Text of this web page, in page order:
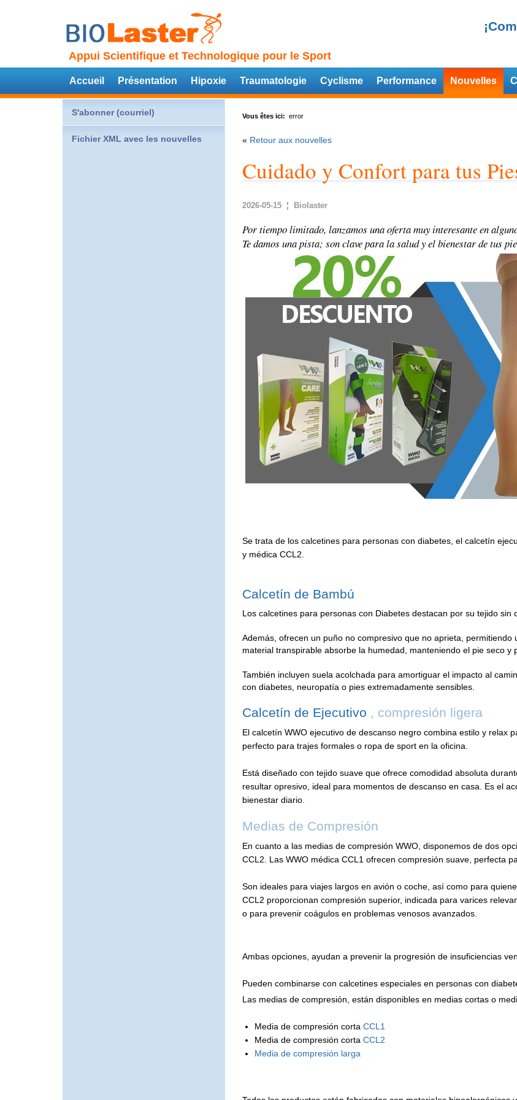
Appui Scientifique et Technologique pour le Sport
Accueil Présentation Hipoxie Traumatologie Cyclisme Performance Nouvelles
Vous êtes ici: error
« Retour aux nouvelles
Cuidado y Confort para tus
2026-05-15 ¦ Biolaster
Por tiempo limitado, lanzamos una oferta muy interesante en
Te damos una pista; son clave para la salud y el bienestar de tus
Se trata de los calcetines para personas con diabetes, el calcetín
y médica CCL2.
Calcetín de Bambú
Los calcetines para personas con Diabetes destacan por su tejido sin
Además, ofrecen un puño no compresivo que no aprieta,
material transpirable absorbe la humedad, manteniendo el pie seco y
También incluyen suela acolchada para amortiguar el impacto al
con diabetes, neuropatía o pies extremadamente sensibles.
Calcetín de Ejecutivo , compresión ligera
El calcetín WWO ejecutivo de descanso negro combina estilo y relax
perfecto para trajes formales o ropa de sport en la oficina.
Está diseñado con tejido suave que ofrece comodidad absoluta
resultar opresivo, ideal para momentos de descanso en casa. Es el
bienestar diario.
Medias de Compresión
En cuanto a las medias de compresión WWO, disponemos de dos
CCL2. Las WWO médica CCL1 ofrecen compresión suave, perfecta
Son ideales para viajes largos en avión o coche, así como para
CCL2 proporcionan compresión superior, indicada para varices
o para prevenir coágulos en problemas venosos avanzados.
Ambas opciones, ayudan a prevenir la progresión de insuficiencias
Pueden combinarse con calcetines especiales en personas con
Las medias de compresión, están disponibles en medias cortas o
Media de compresión corta CCL1
Media de compresión corta CCL2
Media de compresión larga
S'abonner (courriel)
Fichier XML avec les nouvelles